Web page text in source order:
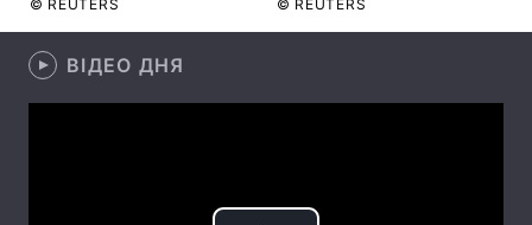
Відео з Youtube Статті
Інтерв'ю
© REUTERS © REUTERS
ВІДЕО ДНЯ